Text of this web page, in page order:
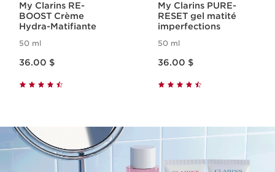
My Clarins RE-
BOOST Crème
Hydra-Matifiante
50 ml
36.00 $
My Clarins PURE-
RESET gel matité
imperfections
50 ml
36.00 $